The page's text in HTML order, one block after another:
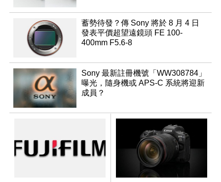
蓄勢待發？傳 Sony 將於 8 月 4 日
發表平價超望遠鏡頭 FE 100-
400mm F5.6-8
Sony 最新註冊機號「WW308784」
曝光，隨身機或 APS-C 系統將迎新
成員？